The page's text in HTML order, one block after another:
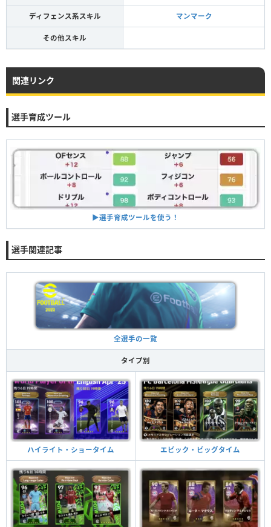
ディフェンス系スキル マンマーク
その他スキル
関連リンク
選手育成ツール
▶︎選手育成ツールを使う！
選手関連記事
全選手の一覧
タイプ別
ハイライト・ショータイム エピック・ビッグタイム